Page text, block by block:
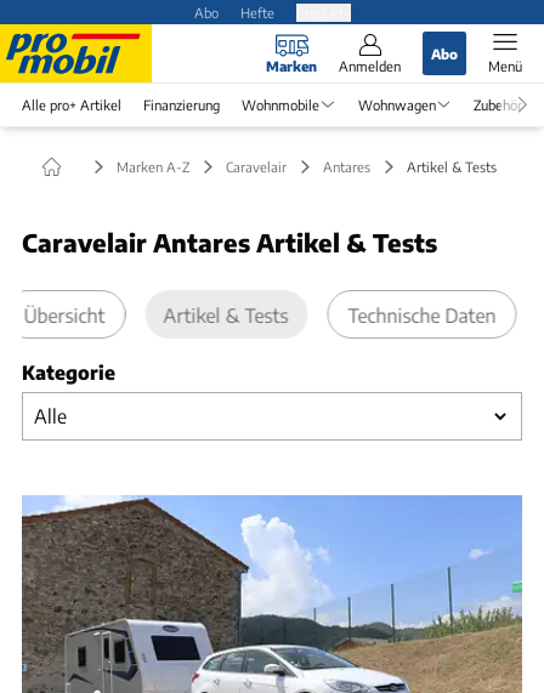
Abo Hefte
Marken Anmelden
Abo
Menü
Alle pro+ Artikel Finanzierung Wohnmobile Wohnwagen Zubehör
Marken A-Z Caravelair Antares Artikel & Tests
Caravelair Antares Artikel & Tests
Übersicht Artikel & Tests Technische Daten
Kategorie